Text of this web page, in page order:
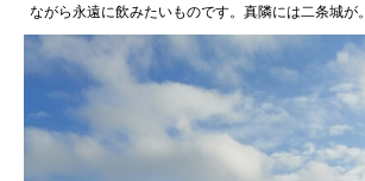
ながら永遠に飲みたいものです。真隣には二条城が。